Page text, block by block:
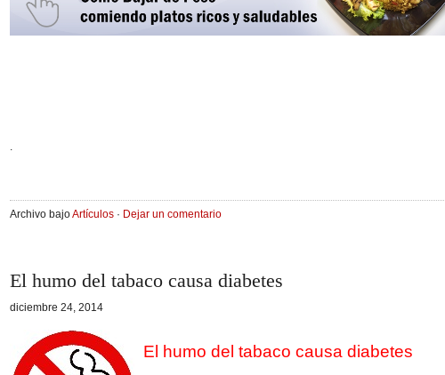
.
Archivo bajoArtículos · Dejar un comentario
El humo del tabaco causa diabetes
diciembre 24, 2014
El humo del tabaco causa diabetes